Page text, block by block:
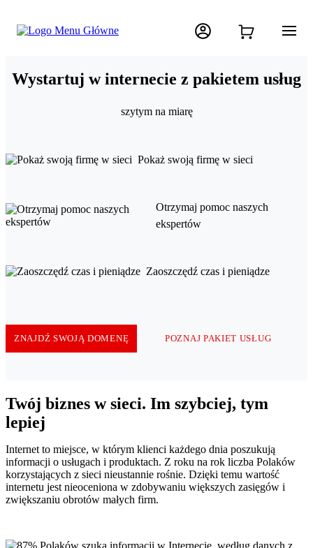
Wystartuj w internecie z pakietem usług
szytym na miarę
Pokaż swoją firmę w sieci
Otrzymaj pomoc naszych
ekspertów
Zaoszczędź czas i pieniądze
ZNAJDŹ SWOJĄ DOMENĘ POZNAJ PAKIET USŁUG
Twój biznes w sieci. Im szybciej, tym
lepiej
Internet to miejsce, w którym klienci każdego dnia poszukują
informacji o usługach i produktach. Z roku na rok liczba Polaków
korzystających z sieci nieustannie rośnie. Dzięki temu wartość
internetu jest nieoceniona w zdobywaniu większych zasięgów i
zwiększaniu obrotów małych firm.